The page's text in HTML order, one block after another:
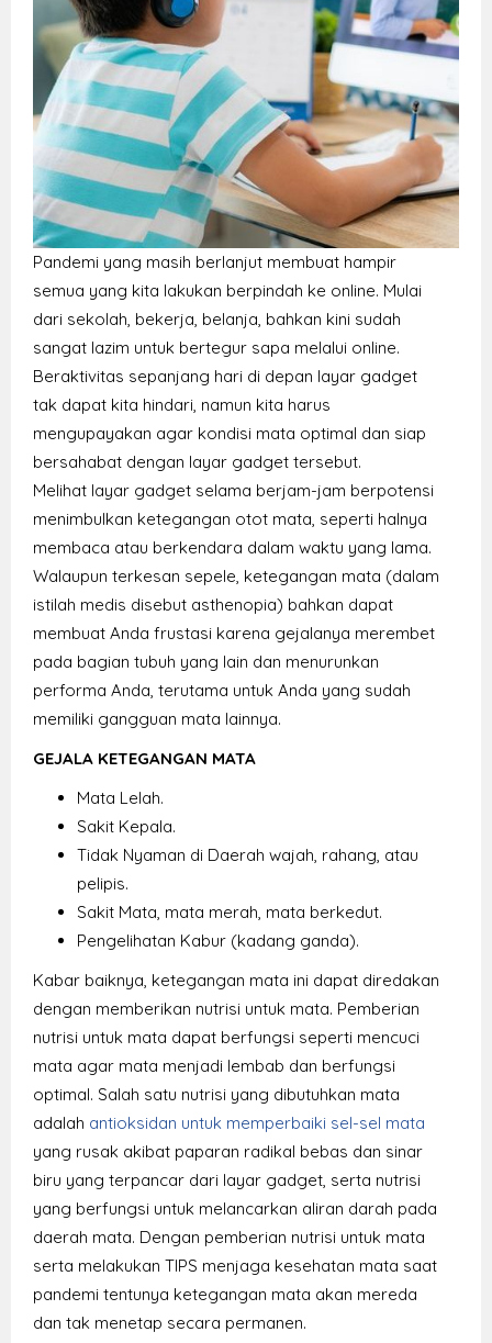
Pandemi yang masih berlanjut membuat hampir
semua yang kita lakukan berpindah ke online. Mulai
dari sekolah, bekerja, belanja, bahkan kini sudah
sangat lazim untuk bertegur sapa melalui online.
Beraktivitas sepanjang hari di depan layar gadget
tak dapat kita hindari, namun kita harus
mengupayakan agar kondisi mata optimal dan siap
bersahabat dengan layar gadget tersebut.
Melihat layar gadget selama berjam-jam berpotensi
menimbulkan ketegangan otot mata, seperti halnya
membaca atau berkendara dalam waktu yang lama.
Walaupun terkesan sepele, ketegangan mata (dalam
istilah medis disebut asthenopia) bahkan dapat
membuat Anda frustasi karena gejalanya merembet
pada bagian tubuh yang lain dan menurunkan
performa Anda, terutama untuk Anda yang sudah
memiliki gangguan mata lainnya.
GEJALA KETEGANGAN MATA
Mata Lelah.
Sakit Kepala.
Tidak Nyaman di Daerah wajah, rahang, atau
pelipis.
Sakit Mata, mata merah, mata berkedut.
Pengelihatan Kabur (kadang ganda).
Kabar baiknya, ketegangan mata ini dapat diredakan
dengan memberikan nutrisi untuk mata. Pemberian
nutrisi untuk mata dapat berfungsi seperti mencuci
mata agar mata menjadi lembab dan berfungsi
optimal. Salah satu nutrisi yang dibutuhkan mata
adalah antioksidan untuk memperbaiki sel-sel mata
yang rusak akibat paparan radikal bebas dan sinar
biru yang terpancar dari layar gadget, serta nutrisi
yang berfungsi untuk melancarkan aliran darah pada
daerah mata. Dengan pemberian nutrisi untuk mata
serta melakukan TIPS menjaga kesehatan mata saat
pandemi tentunya ketegangan mata akan mereda
dan tak menetap secara permanen.